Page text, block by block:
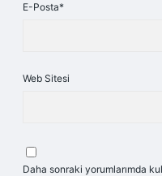
E-Posta*
Web Sitesi
Daha sonraki yorumlarımda